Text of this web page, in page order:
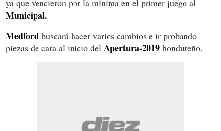
ya que vencieron por la mínima en el primer juego al
Municipal.
Medford buscará hacer varios cambios e ir probando
piezas de cara al inicio del Apertura-2019 hondureño.